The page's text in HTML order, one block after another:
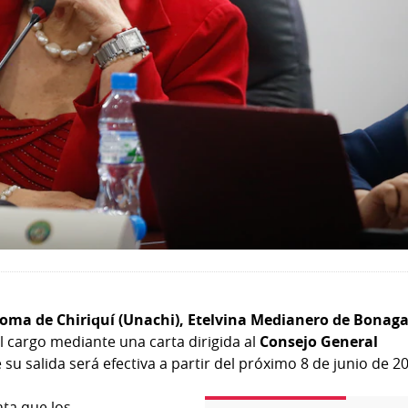
de Chiriquí (Unachi), Etelvina Medianero de
mediante una carta dirigida al Consejo General
salida será efectiva a partir del próximo 8 de junio de